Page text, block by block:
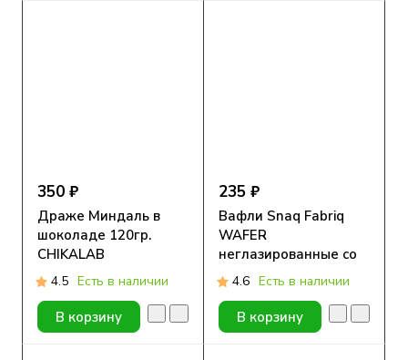
350 ₽
Драже Миндаль в
шоколаде 120гр.
CHIKALAB
4.5 Есть в наличии
В корзину
235 ₽
Вафли Snaq Fabriq
WAFER
неглазированные со
сливочным вкусом,
120гр
4.6 Есть в наличии
В корзину